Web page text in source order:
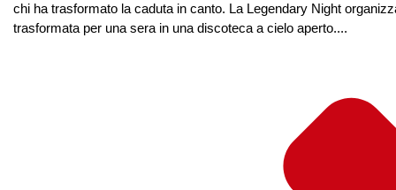
chi ha trasformato la caduta in canto. La Legendary Night
trasformata per una sera in una discoteca a cielo aperto....